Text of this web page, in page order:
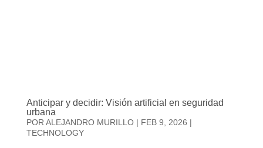
Anticipar y decidir: Visión artificial en seguridad
urbana
POR ALEJANDRO MURILLO| FEB 9, 2026 |
TECHNOLOGY